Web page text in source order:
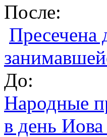
После:
Пресечена
До:
Народные
в день